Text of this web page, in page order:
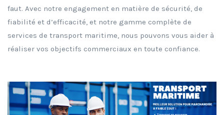
faut. Avec notre engagement en matière de sécurité, de
fiabilité et d’efficacité, et notre gamme complète de
services de transport maritime, nous pouvons vous aider à
réaliser vos objectifs commerciaux en toute confiance.